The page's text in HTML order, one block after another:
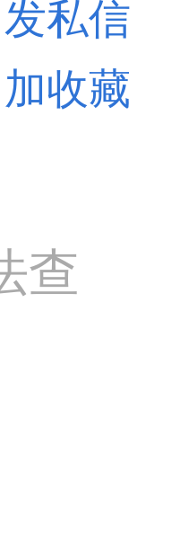
发私信
加收藏
查